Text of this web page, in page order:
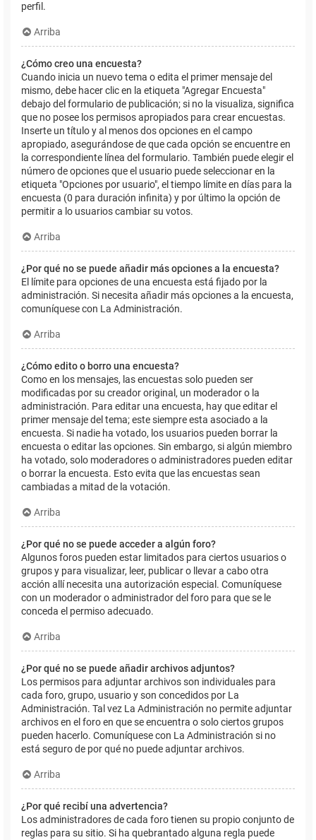
perfil.
Arriba
¿Cómo creo una encuesta?
Cuando inicia un nuevo tema o edita el primer mensaje del
mismo, debe hacer clic en la etiqueta "Agregar Encuesta"
debajo del formulario de publicación; si no la visualiza, significa
que no posee los permisos apropiados para crear encuestas.
Inserte un título y al menos dos opciones en el campo
apropiado, asegurándose de que cada opción se encuentre en
la correspondiente línea del formulario. También puede elegir el
número de opciones que el usuario puede seleccionar en la
etiqueta "Opciones por usuario", el tiempo límite en días para la
encuesta (0 para duración infinita) y por último la opción de
permitir a lo usuarios cambiar su votos.
Arriba
¿Por qué no se puede añadir más opciones a la encuesta?
El límite para opciones de una encuesta está fijado por la
administración. Si necesita añadir más opciones a la encuesta,
comuníquese con La Administración.
Arriba
¿Cómo edito o borro una encuesta?
Como en los mensajes, las encuestas solo pueden ser
modificadas por su creador original, un moderador o la
administración. Para editar una encuesta, hay que editar el
primer mensaje del tema; este siempre esta asociado a la
encuesta. Si nadie ha votado, los usuarios pueden borrar la
encuesta o editar las opciones. Sin embargo, si algún miembro
ha votado, solo moderadores o administradores pueden editar
o borrar la encuesta. Esto evita que las encuestas sean
cambiadas a mitad de la votación.
Arriba
¿Por qué no se puede acceder a algún foro?
Algunos foros pueden estar limitados para ciertos usuarios o
grupos y para visualizar, leer, publicar o llevar a cabo otra
acción allí necesita una autorización especial. Comuníquese
con un moderador o administrador del foro para que se le
conceda el permiso adecuado.
Arriba
¿Por qué no se puede añadir archivos adjuntos?
Los permisos para adjuntar archivos son individuales para
cada foro, grupo, usuario y son concedidos por La
Administración. Tal vez La Administración no permite adjuntar
archivos en el foro en que se encuentra o solo ciertos grupos
pueden hacerlo. Comuníquese con La Administración si no
está seguro de por qué no puede adjuntar archivos.
Arriba
¿Por qué recibí una advertencia?
Los administradores de cada foro tienen su propio conjunto de
reglas para su sitio. Si ha quebrantado alguna regla puede